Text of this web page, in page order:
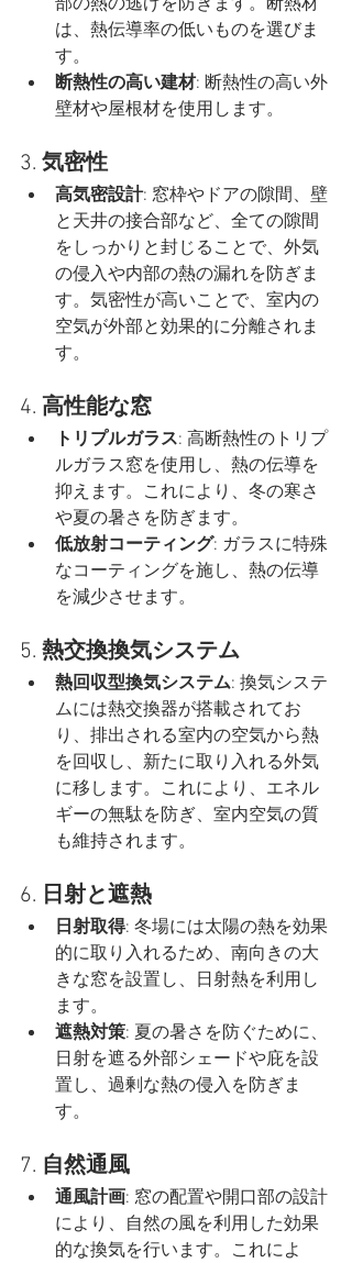
は、熱伝導率の低いものを選びま
す。
断熱性の高い建材: 断熱性の高い外
壁材や屋根材を使用します。
3. 気密性
高気密設計: 窓枠やドアの隙間、壁
と天井の接合部など、全ての隙間
をしっかりと封じることで、外気
の侵入や内部の熱の漏れを防ぎま
す。気密性が高いことで、室内の
空気が外部と効果的に分離されま
す。
4. 高性能な窓
トリプルガラス: 高断熱性のトリプ
ルガラス窓を使用し、熱の伝導を
抑えます。これにより、冬の寒さ
や夏の暑さを防ぎます。
低放射コーティング: ガラスに特殊
なコーティングを施し、熱の伝導
を減少させます。
5. 熱交換換気システム
熱回収型換気システム: 換気システ
ムには熱交換器が搭載されてお
り、排出される室内の空気から熱
を回収し、新たに取り入れる外気
に移します。これにより、エネル
ギーの無駄を防ぎ、室内空気の質
も維持されます。
6. 日射と遮熱
日射取得: 冬場には太陽の熱を効果
的に取り入れるため、南向きの大
きな窓を設置し、日射熱を利用し
ます。
遮熱対策: 夏の暑さを防ぐために、
日射を遮る外部シェードや庇を設
置し、過剰な熱の侵入を防ぎま
す。
7. 自然通風
通風計画: 窓の配置や開口部の設計
により、自然の風を利用した効果
的な換気を行います。これによ